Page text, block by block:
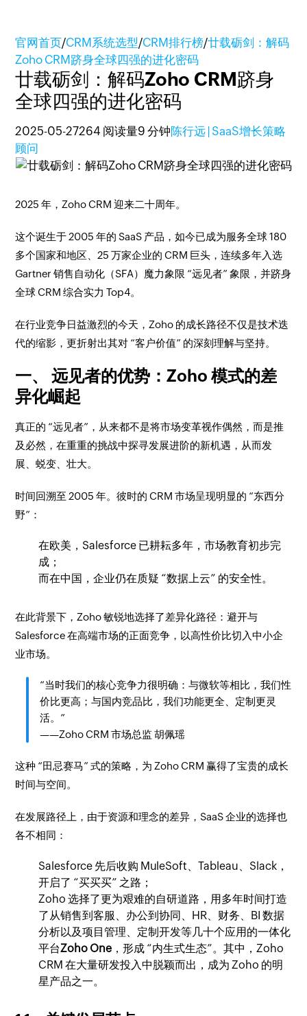
官网首页/CRM系统选型/CRM排行榜/廿载砺剑：解码
Zoho CRM跻身全球四强的进化密码
廿载砺剑：解码Zoho CRM跻身
全球四强的进化密码
2025-05-27264 阅读量9 分钟陈行远 | SaaS增长策略
顾问
2025 年，Zoho CRM 迎来二十周年。
这个诞生于 2005 年的 SaaS 产品，如今已成为服务全球 180
多个国家和地区、25 万家企业的 CRM 巨头，连续多年入选
Gartner 销售自动化（SFA）魔力象限 “远见者” 象限，并跻身
全球 CRM 综合实力 Top4。
在行业竞争日益激烈的今天，Zoho 的成长路径不仅是技术迭
代的缩影，更折射出其对 “客户价值” 的深刻理解与坚持。
一、 远见者的优势：Zoho 模式的差
异化崛起
真正的 “远见者”，从来都不是将市场变革视作偶然，而是推
及必然，在重重的挑战中探寻发展进阶的新机遇，从而发
展、蜕变、壮大。
时间回溯至 2005 年。彼时的 CRM 市场呈现明显的 “东西分
野”：
在欧美，Salesforce 已耕耘多年，市场教育初步完
成；
而在中国，企业仍在质疑 “数据上云” 的安全性。
在此背景下，Zoho 敏锐地选择了差异化路径：避开与
Salesforce 在高端市场的正面竞争，以高性价比切入中小企
业市场。
“当时我们的核心竞争力很明确：与微软等相比，我们性
价比更高；与国内竞品比，我们功能更全、定制更灵
活。”
——Zoho CRM 市场总监 胡佩瑶
这种 “田忌赛马” 式的策略，为 Zoho CRM 赢得了宝贵的成长
时间与空间。
在发展路径上，由于资源和理念的差异，SaaS 企业的选择也
各不相同：
Salesforce 先后收购 MuleSoft、Tableau、Slack，
开启了 “买买买” 之路；
Zoho 选择了更为艰难的自研道路，用多年时间打造
了从销售到客服、办公到协同、HR、财务、BI 数据
分析以及项目管理、定制开发等几十个应用的一体化
平台Zoho One ，形成 “内生式生态”。其中，Zoho
CRM 在大量研发投入中脱颖而出，成为 Zoho 的明
星产品之一。